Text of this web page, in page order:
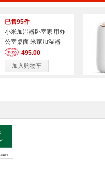
已售95件
小米加湿器卧室家用办
公室桌面 米家加湿器
495.00
加入购物车